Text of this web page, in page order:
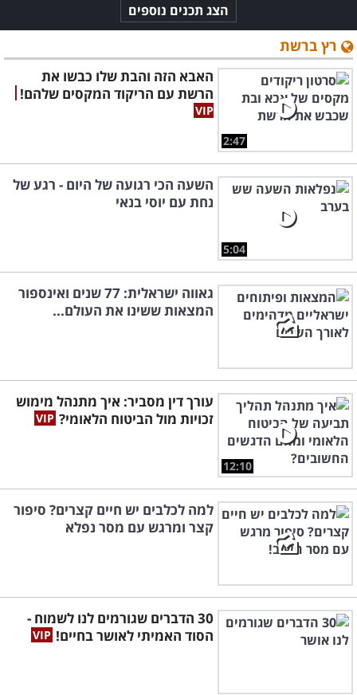
הצג תכנים נוספים
רץ ברשת
2:47
האבא הזה והבת שלו כבשו את
הרשת עם הריקוד המקסים שלהם!
5:04
השעה הכי רגועה של היום - רגע של
נחת עם יוסי בנאי
גאווה ישראלית: 77 שנים ואינספור
המצאות ששינו את העולם...
12:10
עורך דין מסביר: איך מתנהל מימוש
זכויות מול הביטוח הלאומי?
למה לכלבים יש חיים קצרים? סיפור
קצר ומרגש עם מסר נפלא
30 הדברים שגורמים לנו לשמוח -
הסוד האמיתי לאושר בחיים!